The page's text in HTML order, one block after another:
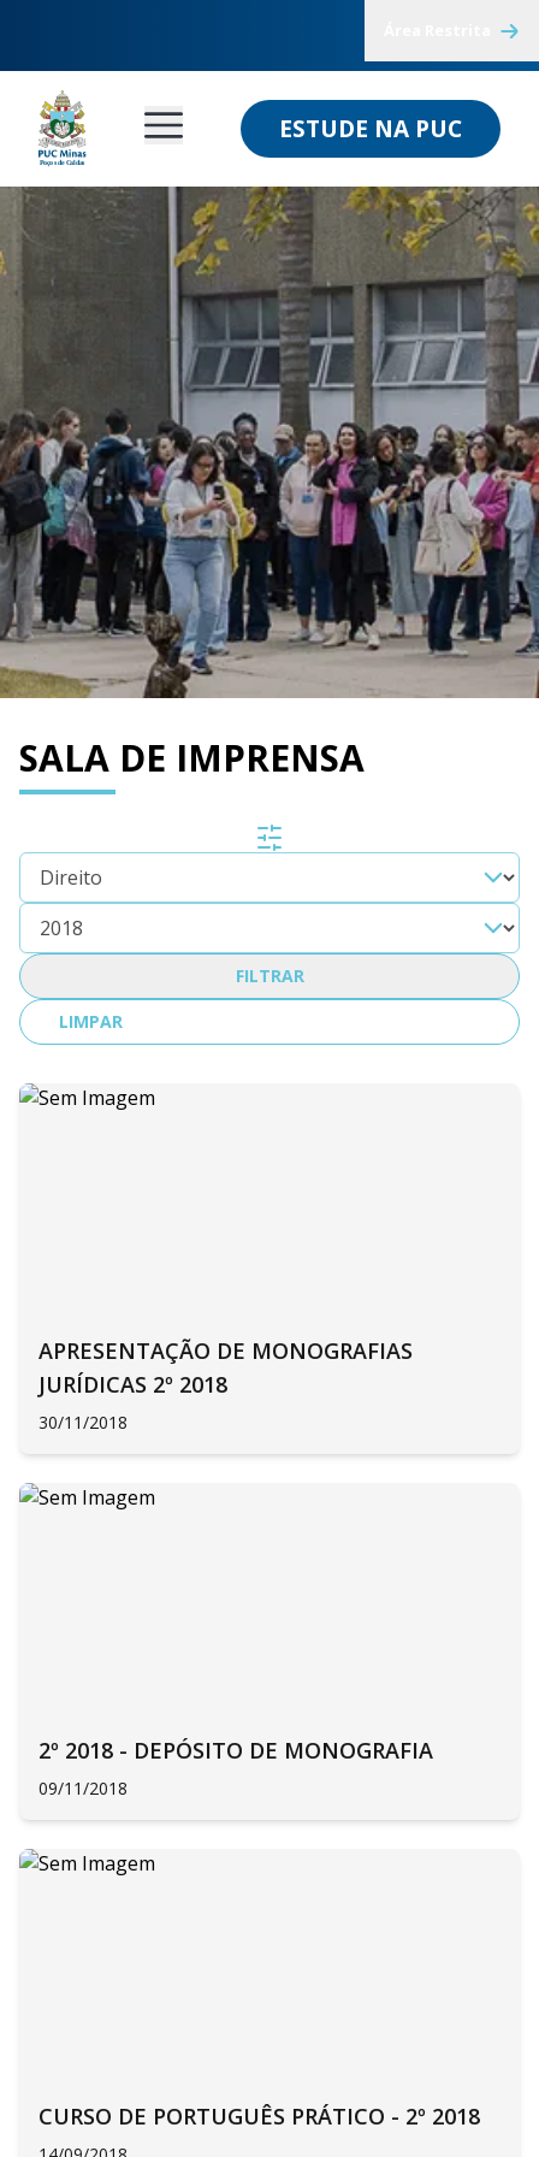
ESTUDE NA PUC
SALA DE IMPRENSA
FILTRAR
LIMPAR
APRESENTAÇÃO DE MONOGRAFIAS
JURÍDICAS 2º 2018
30/11/2018
2º 2018 - DEPÓSITO DE MONOGRAFIA
09/11/2018
CURSO DE PORTUGUÊS PRÁTICO - 2º 2018